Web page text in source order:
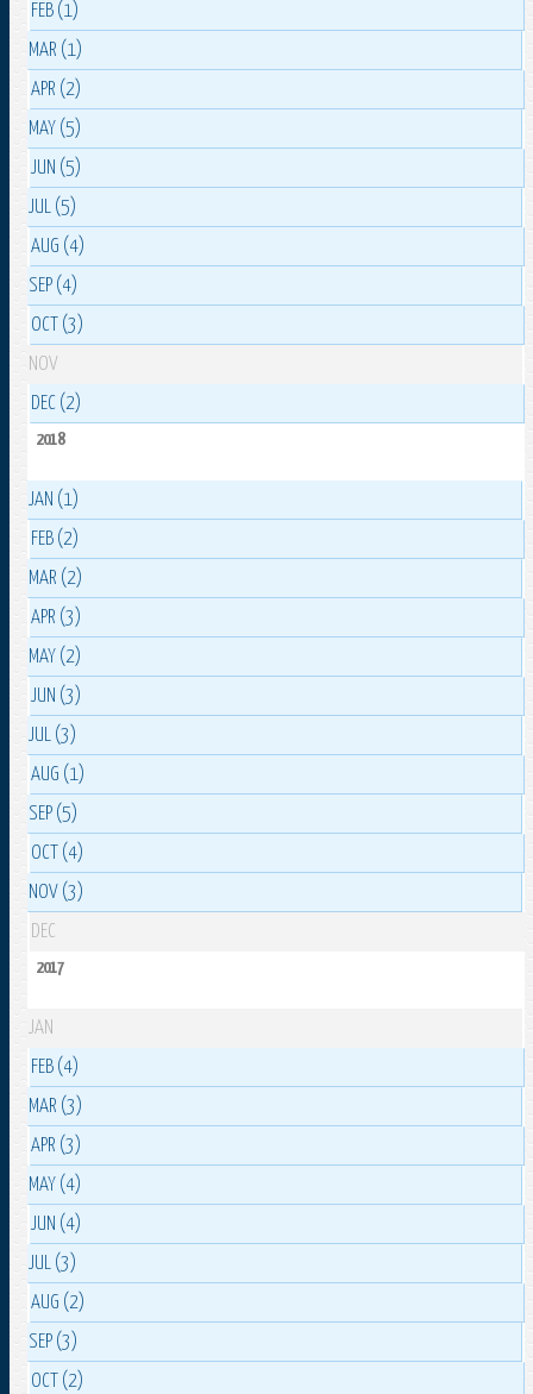
FEB (1)
MAR (1)
APR (2)
MAY (5)
JUN (5)
JUL (5)
AUG (4)
SEP (4)
OCT (3)
NOV
DEC (2)
2018
JAN (1)
FEB (2)
MAR (2)
APR (3)
MAY (2)
JUN (3)
JUL (3)
AUG (1)
SEP (5)
OCT (4)
NOV (3)
DEC
2017
JAN
FEB (4)
MAR (3)
APR (3)
MAY (4)
JUN (4)
JUL (3)
AUG (2)
SEP (3)
OCT (2)